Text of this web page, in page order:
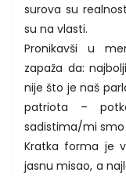
surova su
su na vlasti.
Pronikavši u
zapaža da:
nije što je naš
patriota –
sadistima/mi
Kratka forma je
jasnu misao, a